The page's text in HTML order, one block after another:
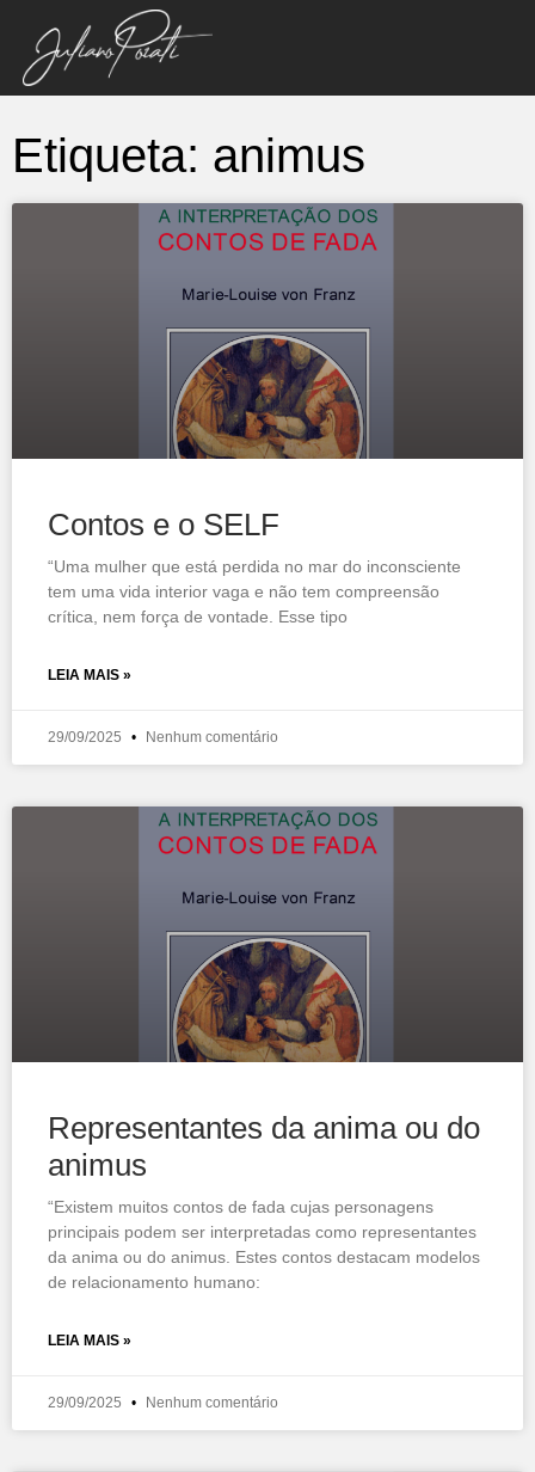
Etiqueta: animus
Contos e o SELF
“Uma mulher que está perdida no mar do inconsciente
tem uma vida interior vaga e não tem compreensão
crítica, nem força de vontade. Esse tipo
LEIA MAIS »
29/09/2025 Nenhum comentário
Representantes da anima ou do
animus
“Existem muitos contos de fada cujas personagens
principais podem ser interpretadas como representantes
da anima ou do animus. Estes contos destacam modelos
de relacionamento humano:
LEIA MAIS »
29/09/2025 Nenhum comentário